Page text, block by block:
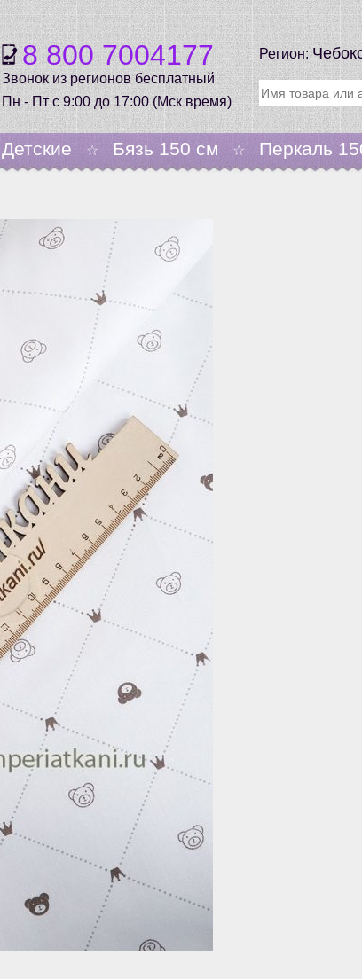
8 800 7004177
Звонок из регионов бесплатный
Пн - Пт с 9:00 до 17:00 (Мск время)
Регион:
Детские ☆ Бязь 150 см ☆ Перкаль